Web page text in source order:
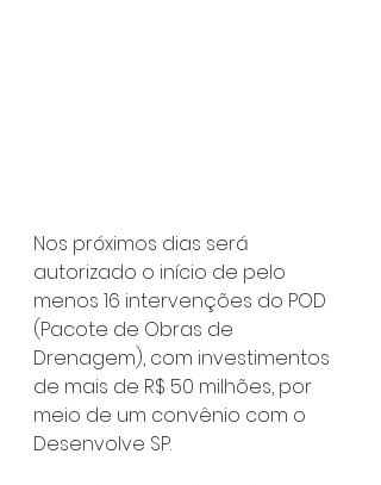
Nos próximos dias será
autorizado o início de pelo
menos 16 intervenções do POD
(Pacote de Obras de
Drenagem), com investimentos
de mais de R$ 50 milhões, por
meio de um convênio com o
Desenvolve SP.